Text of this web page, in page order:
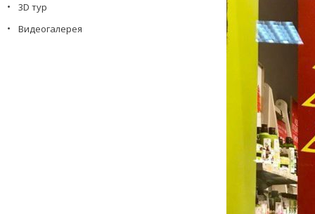
3D тур
Видеогалерея